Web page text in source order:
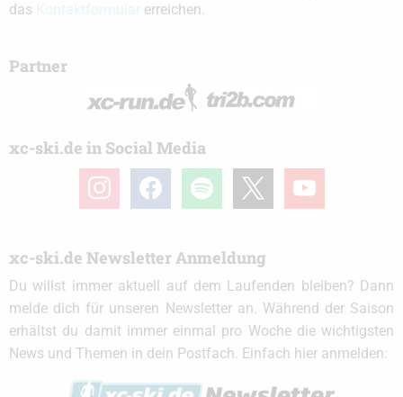
das
erreichen.
Partner
xc-ski.de in Social Media
instagramfacebook spotify youtube
xc-ski.de Newsletter Anmeldung
Du willst immer aktuell auf dem Laufenden bleiben? Dann
melde dich für unseren Newsletter an. Während der Saison
erhältst du damit immer einmal pro Woche die wichtigsten
News und Themen in dein Postfach. Einfach hier anmelden: